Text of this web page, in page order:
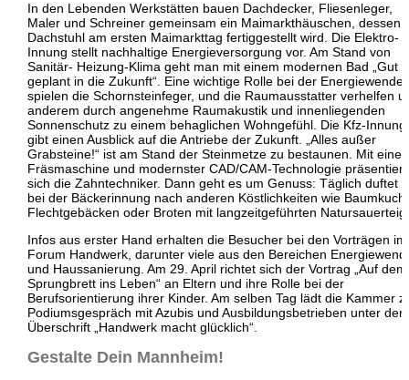
In den Lebenden Werkstätten bauen Dachdecker, Fliesenleger,
Maler und Schreiner gemeinsam ein Maimarkthäuschen, dessen
Dachstuhl am ersten Maimarkttag fertiggestellt wird. Die Elektro-
Innung stellt nachhaltige Energieversorgung vor. Am Stand von
Sanitär- Heizung-Klima geht man mit einem modernen Bad „Gut
geplant in die Zukunft“. Eine wichtige Rolle bei der Energiewende
spielen die Schornsteinfeger, und die Raumausstatter verhelfen
anderem durch angenehme Raumakustik und innenliegenden
Sonnenschutz zu einem behaglichen Wohngefühl. Die Kfz-Innung
gibt einen Ausblick auf die Antriebe der Zukunft. „Alles außer
Grabsteine!“ ist am Stand der Steinmetze zu bestaunen. Mit einer
Fräsmaschine und modernster CAD/CAM-Technologie
sich die Zahntechniker. Dann geht es um Genuss: Täglich duftet
bei der Bäckerinnung nach anderen Köstlichkeiten wie
Flechtgebäcken oder Broten mit langzeitgeführten
Infos aus erster Hand erhalten die Besucher bei den Vorträgen im
Forum Handwerk, darunter viele aus den Bereichen
und Haussanierung. Am 29. April richtet sich der Vortrag „Auf dem
Sprungbrett ins Leben“ an Eltern und ihre Rolle bei der
Berufsorientierung ihrer Kinder. Am selben Tag lädt die Kammer
Podiumsgespräch mit Azubis und Ausbildungsbetrieben unter der
Überschrift „Handwerk macht glücklich“.
Gestalte Dein Mannheim!